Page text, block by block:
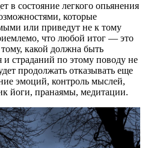
в состояние легкого опьянения
которые
или приведут не к тому
что любой итог — это
какой должна быть
и страданий по этому поводу не
продолжать отказывать еще
эмоций, контроль мыслей,
йоги, пранаямы, медитации.